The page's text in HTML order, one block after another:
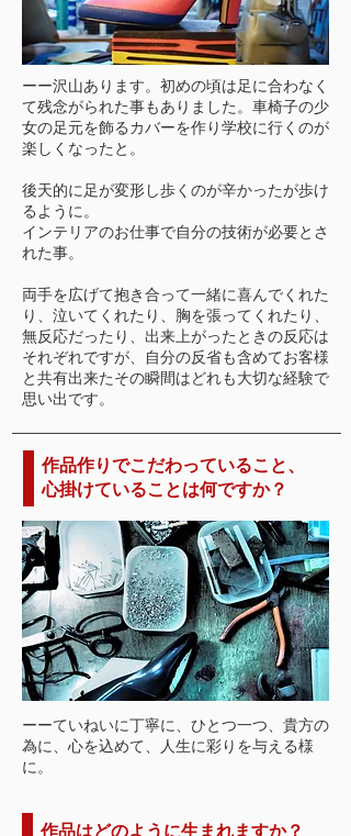
ーー沢山あります。初めの頃は足に合わなく
て残念がられた事もありました。車椅子の少
女の足元を飾るカバーを作り学校に行くのが
楽しくなったと。
後天的に足が変形し歩くのが辛かったが歩け
るように。
インテリアのお仕事で自分の技術が必要とさ
れた事。
両手を広げて抱き合って一緒に喜んでくれた
り、泣いてくれたり、胸を張ってくれたり、
無反応だったり、出来上がったときの反応は
それぞれですが、自分の反省も含めてお客様
と共有出来たその瞬間はどれも大切な経験で
思い出です。
作品作りでこだわっていること、
心掛けていることは何ですか？
ーーていねいに丁寧に、ひとつ一つ、貴方の
為に、心を込めて、人生に彩りを与える様
に。
作品はどのように生まれますか？